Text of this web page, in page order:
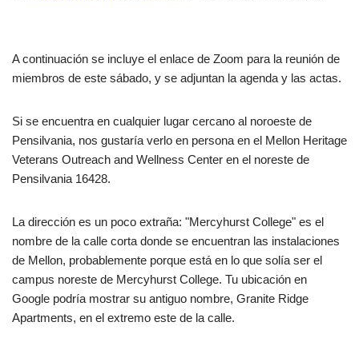
A continuación se incluye el enlace de Zoom para la reunión de
miembros de este sábado, y se adjuntan la agenda y las actas.
Si se encuentra en cualquier lugar cercano al noroeste de
Pensilvania, nos gustaría verlo en persona en el Mellon Heritage
Veterans Outreach and Wellness Center en el noreste de
Pensilvania 16428.
La dirección es un poco extraña: "Mercyhurst College" es el
nombre de la calle corta donde se encuentran las instalaciones
de Mellon, probablemente porque está en lo que solía ser el
campus noreste de Mercyhurst College. Tu ubicación en
Google podría mostrar su antiguo nombre, Granite Ridge
Apartments, en el extremo este de la calle.